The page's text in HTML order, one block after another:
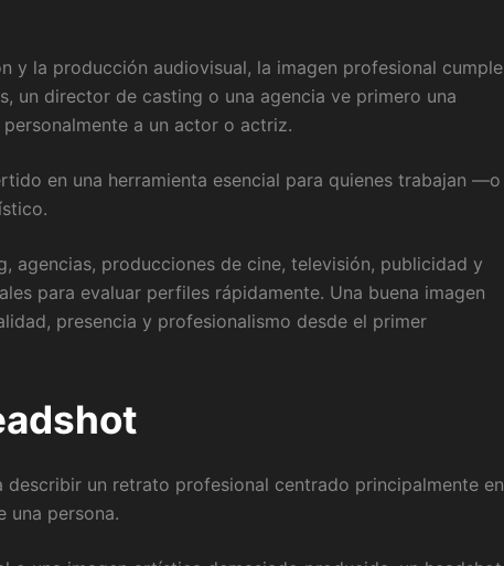
y la producción audiovisual, la imagen profesional cumple
un director de casting o una agencia ve primero una
a un actor o actriz.
en una herramienta esencial para quienes trabajan —o
agencias, producciones de cine, televisión, publicidad y
para evaluar perfiles rápidamente. Una buena imagen
presencia y profesionalismo desde el primer
describir un retrato profesional centrado principalmente en
una persona.